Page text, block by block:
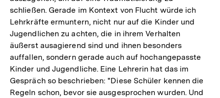
schließen. Gerade im Kontext von Flucht würde ich
Lehrkräfte ermuntern, nicht nur auf die Kinder und
Jugendlichen zu achten, die in ihrem Verhalten
äußerst ausagierend sind und ihnen besonders
auffallen, sondern gerade auch auf hochangepasste
Kinder und Jugendliche. Eine Lehrerin hat das im
Gespräch so beschrieben: "Diese Schüler kennen die
Regeln schon, bevor sie ausgesprochen wurden. Und